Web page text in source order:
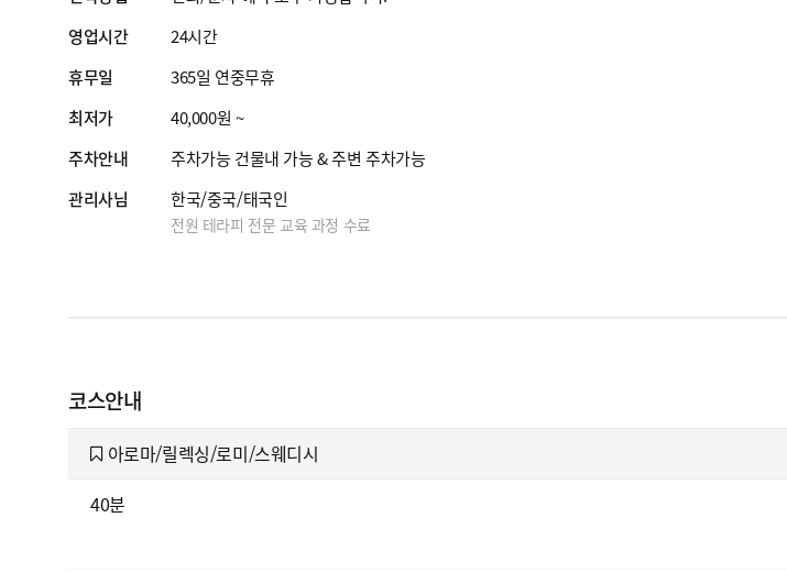
영업시간
24시간
휴무일
365일 연중무휴
최저가
40,000원 ~
주차안내
주차가능 건물내 가능 & 주변 주차가능
관리사님
한국/중국/태국인
전원 테라피 전문 교육 과정 수료
코스안내
아로마/릴렉싱/로미/스웨디시
40분